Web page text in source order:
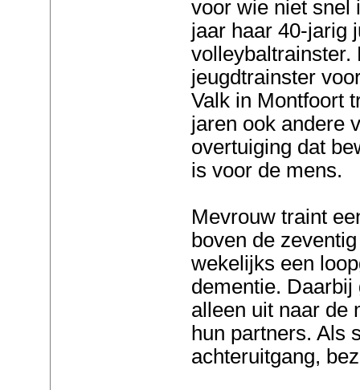
voor wie niet snel
jaar haar 40-jarig
volleybaltrainster.
jeugdtrainster
Valk in Montfoort
jaren ook andere
overtuiging dat
is voor de mens.
Mevrouw traint
boven de
wekelijks een
dementie. Daarbij
alleen uit naar de
hun partners. Als
achteruitgang,